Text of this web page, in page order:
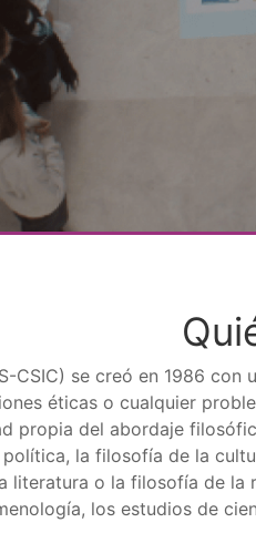
CSIC) se creó en 1986
éticas o cualquier
propia del abordaje
la filosofía de la
literatura o la filosofía de
los estudios de